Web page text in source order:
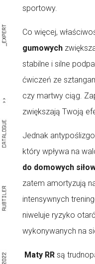
sportowy.
Co więcej,
gumowych
stabilne i silne
ćwiczeń ze
czy martwy ciąg.
zwiększają Twoją
Jednak
który wpływa na
do domowych
zatem amortyzują
intensywnych
niweluje ryzyko
wykonywanych na
Maty RR są